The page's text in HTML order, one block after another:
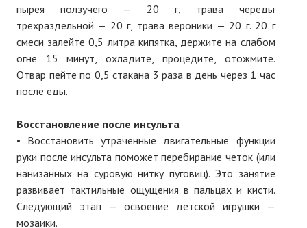
пырея ползучего — 20 г, трава череды
трехраздельной — 20 г, трава вероники — 20 г. 20 г
смеси залейте 0,5 литра кипятка, держите на слабом
огне 15 минут, охладите, процедите, отожмите.
Отвар пейте по 0,5 стакана 3 раза в день через 1 час
после еды.
Восстановление после инсульта
• Восстановить утраченные двигательные функции
руки после инсульта поможет перебирание четок (или
нанизанных на суровую нитку пуговиц). Это занятие
развивает тактильные ощущения в пальцах и кисти.
Следующий этап — освоение детской игрушки —
мозаики.